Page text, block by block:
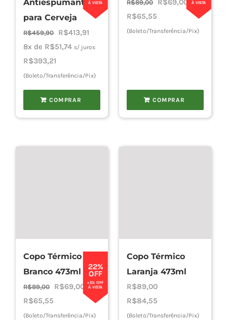
À VISTA
Antiespumante
para Cerveja
R$459,90
O
preço
era:
R$459,90.
R$413,91O
preço
é:
R$413,91.
8x de R$51,74 s/ juros
R$393,21
(Boleto/Transferência/Pix)
COMPRAR
À VISTA
R$89,00
original
R$69,00
preço
atual
R$65,55
(Boleto/Transferência/Pix)
COMPRAR
22%
OFF
+5% OFF
À VISTA
Copo Térmico
Branco 473ml
R$89,00
O
original
R$69,00 O
preço
atual
R$65,55
(Boleto/Transferência/Pix)
Copo Térmico
Laranja 473ml
R$89,00
R$84,55
(Boleto/Transferência/Pix)